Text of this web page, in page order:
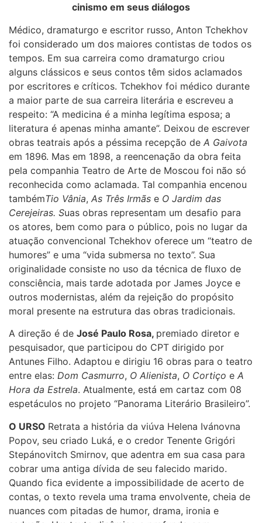
cinismo em seus diálogos
Médico, dramaturgo e escritor russo, Anton Tchekhov
foi considerado um dos maiores contistas de todos os
tempos. Em sua carreira como dramaturgo criou
alguns clássicos e seus contos têm sidos aclamados
por escritores e críticos. Tchekhov foi médico durante
a maior parte de sua carreira literária e escreveu a
respeito: “A medicina é a minha legítima esposa; a
literatura é apenas minha amante”. Deixou de escrever
obras teatrais após a péssima recepção de A Gaivota
em 1896. Mas em 1898, a reencenação da obra feita
pela companhia Teatro de Arte de Moscou foi não só
reconhecida como aclamada. Tal companhia encenou
tambémTio Vânia, As Três Irmãs e O Jardim das
Cerejeiras. Suas obras representam um desafio para
os atores, bem como para o público, pois no lugar da
atuação convencional Tchekhov oferece um “teatro de
humores” e uma “vida submersa no texto”. Sua
originalidade consiste no uso da técnica de fluxo de
consciência, mais tarde adotada por James Joyce e
outros modernistas, além da rejeição do propósito
moral presente na estrutura das obras tradicionais.
A direção é de José Paulo Rosa, premiado diretor e
pesquisador, que participou do CPT dirigido por
Antunes Filho. Adaptou e dirigiu 16 obras para o teatro
entre elas: Dom Casmurro, O Alienista, O Cortiço e A
Hora da Estrela. Atualmente, está em cartaz com 08
espetáculos no projeto “Panorama Literário Brasileiro”.
O URSO Retrata a história da viúva Helena Ivánovna
Popov, seu criado Luká, e o credor Tenente Grigóri
Stepánovitch Smirnov, que adentra em sua casa para
cobrar uma antiga dívida de seu falecido marido.
Quando fica evidente a impossibilidade de acerto de
contas, o texto revela uma trama envolvente, cheia de
nuances com pitadas de humor, drama, ironia e